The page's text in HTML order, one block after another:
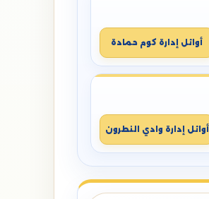
أوائل إدارة كوم حمادة
أوائل إدارة وادي النطرون